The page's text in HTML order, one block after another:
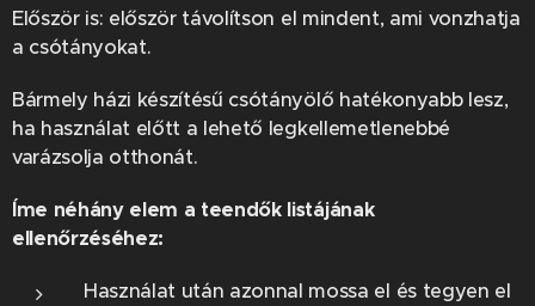
Először is: először távolítson el mindent, ami vonzhatja
a csótányokat.
Bármely házi készítésű csótányölő hatékonyabb lesz,
ha használat előtt a lehető legkellemetlenebbé
varázsolja otthonát.
Íme néhány elem a teendők listájának
ellenőrzéséhez:
Használat után azonnal mossa el és tegyen el